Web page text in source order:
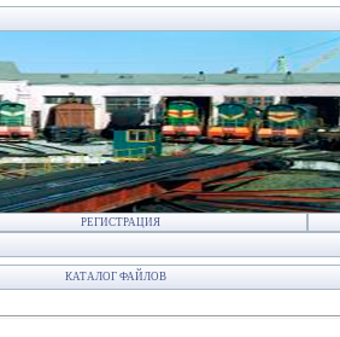
РЕГИСТРАЦИЯ
КАТАЛОГ ФАЙЛОВ